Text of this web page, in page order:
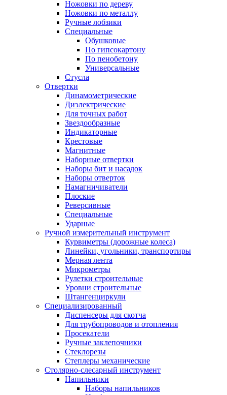
Ножовки по дереву
Ножовки по металлу
Ручные лобзики
Специальные
Обушковые
По гипсокартону
По пенобетону
Универсальные
Стусла
Отвертки
Динамометрические
Диэлектрические
Для точных работ
Звездообразные
Индикаторные
Крестовые
Магнитные
Наборные отвертки
Наборы бит и насадок
Наборы отверток
Намагничиватели
Плоские
Реверсивные
Специальные
Ударные
Ручной измерительный инструмент
Курвиметры (дорожные колеса)
Линейки, угольники, транспортиры
Мерная лента
Микрометры
Рулетки строительные
Уровни строительные
Штангенциркули
Специализированный
Диспенсеры для скотча
Для трубопроводов и отопления
Просекатели
Ручные заклепочники
Стеклорезы
Степлеры механические
Столярно-слесарный инструмент
Напильники
Наборы напильников